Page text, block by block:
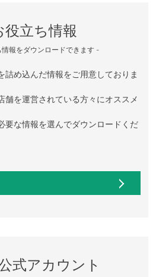
役立ち情報
報をダウンロードできます -
詰め込んだ情報をご用意しておりま
舗を運営されている方々にオススメ
要な情報を選んでダウンロードくだ
式アカウント